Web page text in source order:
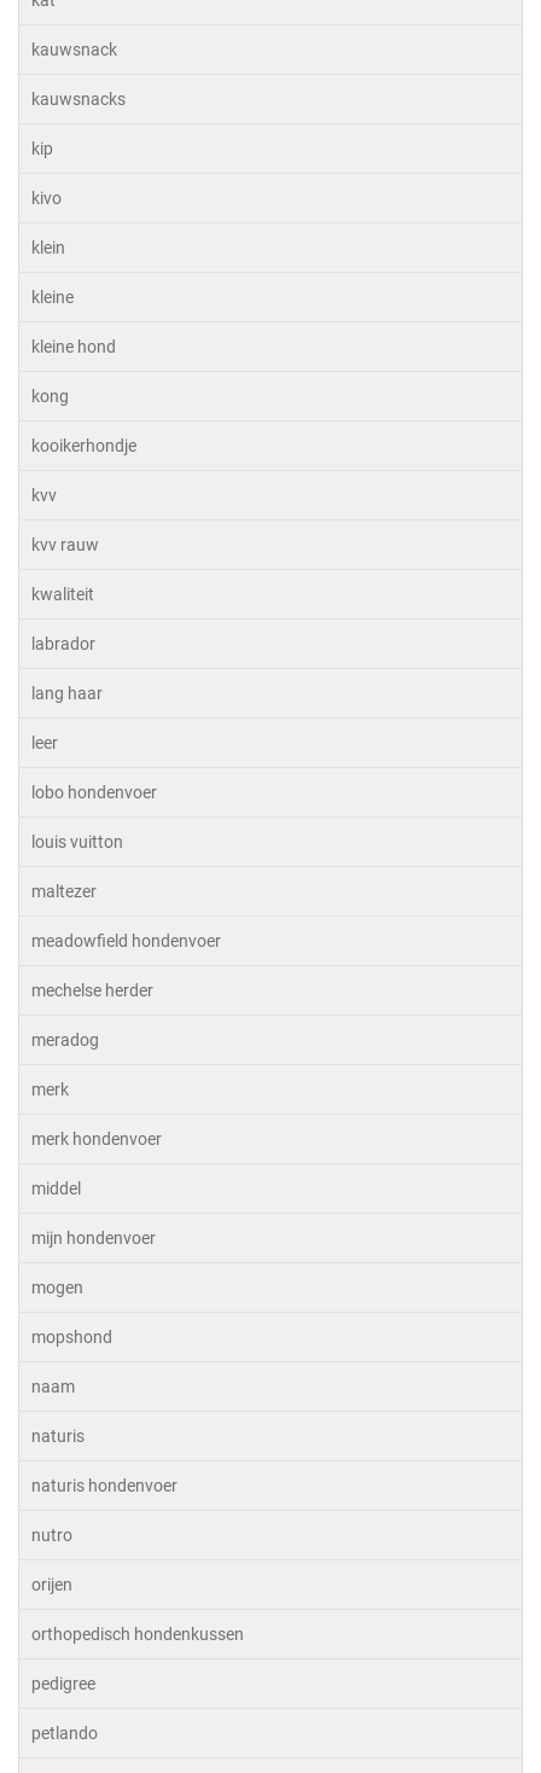
kauwsnack
kauwsnacks
kip
kivo
klein
kleine
kleine hond
kong
kooikerhondje
kvv
kvv rauw
kwaliteit
labrador
lang haar
leer
lobo hondenvoer
louis vuitton
maltezer
meadowfield hondenvoer
mechelse herder
meradog
merk
merk hondenvoer
middel
mijn hondenvoer
mogen
mopshond
naam
naturis
naturis hondenvoer
nutro
orijen
orthopedisch hondenkussen
pedigree
petlando